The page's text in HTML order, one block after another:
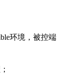
环境，被控端